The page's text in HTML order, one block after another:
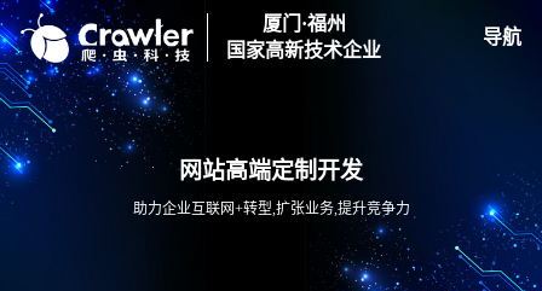
厦门·福州
国家高新技术企业
导航
网站高端定制开发
助力企业互联网+转型,扩张业务,提升竞争力